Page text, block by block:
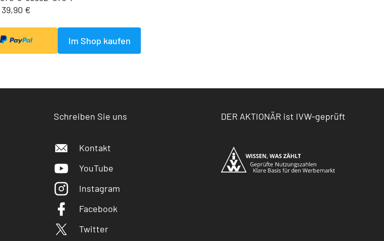
39,90 €
Im Shop kaufen
Schreiben Sie uns
Kontakt
YouTube
Instagram
Facebook
Twitter
DER AKTIONÄR ist IVW-geprüft